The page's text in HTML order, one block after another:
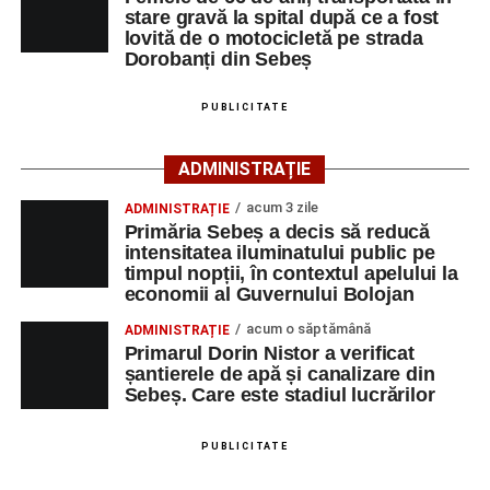
sebeșeni. Împreună, putem reda Sebeșul sebeșenilor,
tuturor celor pentru care acest oraș este acasă și care își
doresc să vadă comunitatea dezvoltându-se prin
implicarea și energia oamenilor săi.
Corneliu Mureșan,
Președinte PSD Alba
Adaugă-ne ca sursă preferată
Urmărește-ne pe Google News
Ultimele știri din Sebeș
membri în Biroul Executiv județean.
„De azi, Organizația Seniorilor Sociali Democrati Alba
stare gravă la spital după ce a fost
lovită de o motocicletă pe strada
Dorobanți din Sebeș
PUBLICITATE
ADMINISTRAȚIE
ADMINISTRAȚIE acum 3 zile
Primăria Sebeș a decis să reducă
intensitatea iluminatului public pe
timpul nopții, în contextul apelului la
economii al Guvernului Bolojan
ADMINISTRAȚIE acum o săptămână
Primarul Dorin Nistor a verificat
șantierele de apă și canalizare din
Sebeș. Care este stadiul lucrărilor
PUBLICITATE